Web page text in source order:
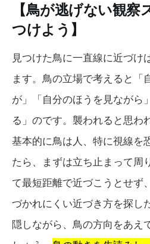
【鳥が逃げない観察
つけよう】
見つけた鳥に一直線に近づけ
ます。鳥の立場で考えると「
が」「自分のほうを見ながら
る」のです。襲われると思わ
基本的に鳥は人、特に視線を
たら、まずは立ち止まって周
て最短距離で近づこうとせず
づかれにくい近づき方を探し
隠しながら、鳥の方向をあえ